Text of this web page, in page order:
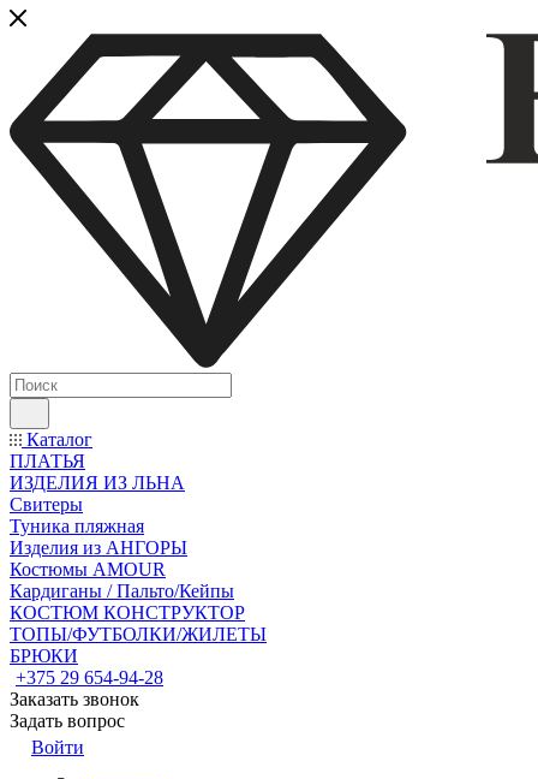
Каталог
ПЛАТЬЯ
ИЗДЕЛИЯ ИЗ ЛЬНА
Свитеры
Туника пляжная
Изделия из АНГОРЫ
Костюмы AMOUR
Кардиганы / Пальто/Кейпы
КОСТЮМ КОНСТРУКТОР
ТОПЫ/ФУТБОЛКИ/ЖИЛЕТЫ
БРЮКИ
+375 29 654-94-28
Заказать звонок
Задать вопрос
Войти